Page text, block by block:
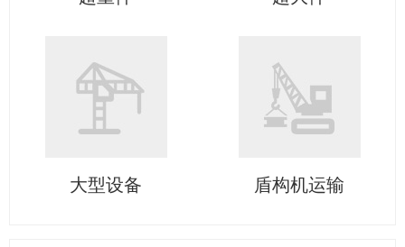
大型设备 盾构机运输